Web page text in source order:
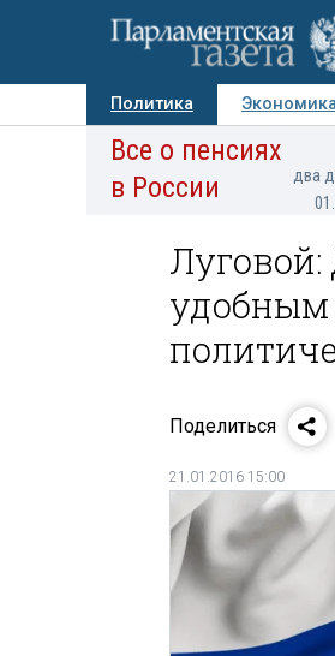
Политика
Авторы Персоны
Все о пенсиях
в России
два
удобным
Поделиться
21.01.2016 15:00